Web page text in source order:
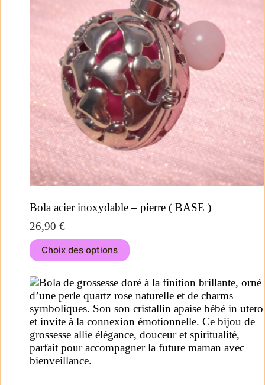
Bola acier inoxydable – pierre ( BASE )
26,90 €
Choix des options